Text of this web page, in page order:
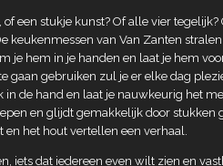
een stukje kunst? Of alle vier tegelijk?
keukenmessen van Van Zanten
je hem in je handen en laat je hem
gaan gebruiken zul je er elke dag
de hand en laat je nauwkeurig het
en glijdt gemakkelijk door stukken
en het hout vertellen een verhaal.
iets dat iedereen even wilt zien en